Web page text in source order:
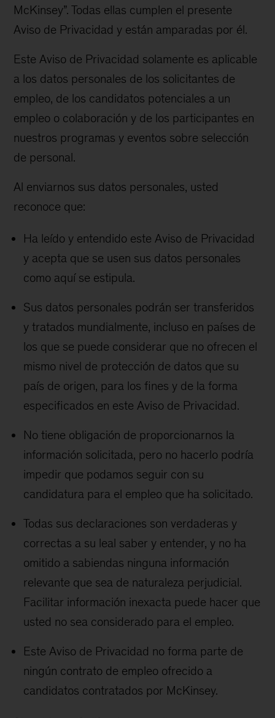
McKinsey”. Todas ellas cumplen el presente
Aviso de Privacidad y están amparadas por él.
Este Aviso de Privacidad solamente es aplicable
a los datos personales de los solicitantes de
empleo, de los candidatos potenciales a un
empleo o colaboración y de los participantes en
nuestros programas y eventos sobre selección
de personal.
Al enviarnos sus datos personales, usted
reconoce que:
Ha leído y entendido este Aviso de Privacidad
y acepta que se usen sus datos personales
como aquí se estipula.
Sus datos personales podrán ser transferidos
y tratados mundialmente, incluso en países de
los que se puede considerar que no ofrecen el
mismo nivel de protección de datos que su
país de origen, para los fines y de la forma
especificados en este Aviso de Privacidad.
No tiene obligación de proporcionarnos la
información solicitada, pero no hacerlo podría
impedir que podamos seguir con su
candidatura para el empleo que ha solicitado.
Todas sus declaraciones son verdaderas y
correctas a su leal saber y entender, y no ha
omitido a sabiendas ninguna información
relevante que sea de naturaleza perjudicial.
Facilitar información inexacta puede hacer que
usted no sea considerado para el empleo.
Este Aviso de Privacidad no forma parte de
ningún contrato de empleo ofrecido a
candidatos contratados por McKinsey.